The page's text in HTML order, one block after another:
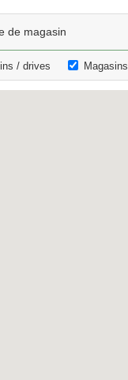
de magasin
/ drives Magasins